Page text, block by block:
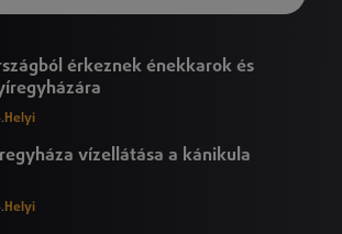
érkeznek énekkarok és
Helyi
vízellátása a kánikula
Helyi